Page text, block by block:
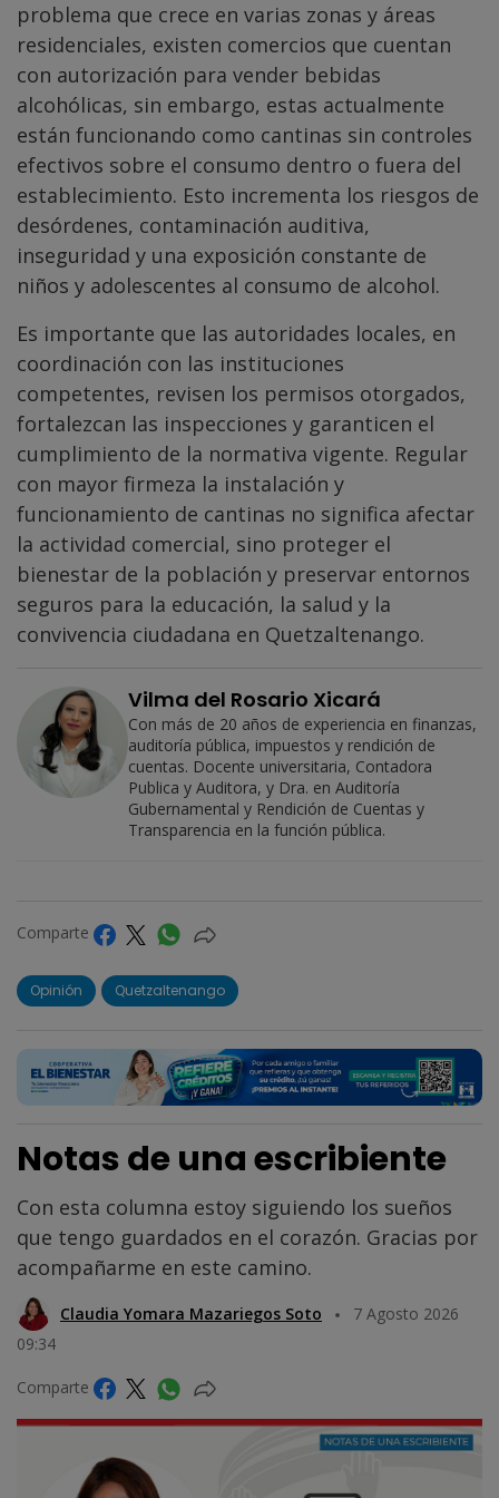
problema que crece en varias zonas y áreas
residenciales, existen comercios que cuentan
con autorización para vender bebidas
alcohólicas, sin embargo, estas actualmente
están funcionando como cantinas sin controles
efectivos sobre el consumo dentro o fuera del
establecimiento. Esto incrementa los riesgos de
desórdenes, contaminación auditiva,
inseguridad y una exposición constante de
niños y adolescentes al consumo de alcohol.
Es importante que las autoridades locales, en
coordinación con las instituciones
competentes, revisen los permisos otorgados,
fortalezcan las inspecciones y garanticen el
cumplimiento de la normativa vigente. Regular
con mayor firmeza la instalación y
funcionamiento de cantinas no significa afectar
la actividad comercial, sino proteger el
bienestar de la población y preservar entornos
seguros para la educación, la salud y la
convivencia ciudadana en Quetzaltenango.
Vilma del Rosario Xicará
Con más de 20 años de experiencia en finanzas,
auditoría pública, impuestos y rendición de
cuentas. Docente universitaria, Contadora
Publica y Auditora, y Dra. en Auditoría
Gubernamental y Rendición de Cuentas y
Transparencia en la función pública.
Comparte
Opinión Quetzaltenango
Notas de una escribiente
Con esta columna estoy siguiendo los sueños
que tengo guardados en el corazón. Gracias por
acompañarme en este camino.
Claudia Yomara Mazariegos Soto
7 Agosto 2026
09:34
Comparte